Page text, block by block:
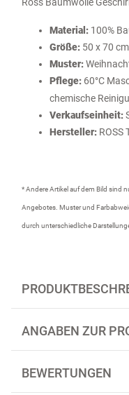
Material: 100%
Größe: 50 x 70 cm
Muster:
Pflege: 60°C
chemische
Verkaufseinheit:
Hersteller: ROSS
* Andere Artikel auf dem Bild sind
Angebotes. Muster und
durch unterschiedliche
ANGABEN ZUR
BEWERTUNGEN